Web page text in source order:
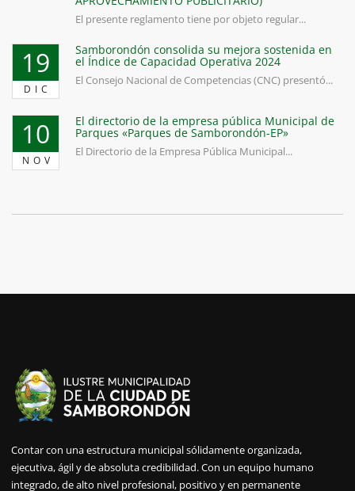
El presente reglamento tiene por objeto regular...
19
DIC
Samborondón consolida su mejora sostenida en
el Índice de Capacidad Operativa 2024
El Consejo Nacional de Competencias (CNC) presentó...
10
NOV
El directorio de la empresa pública Municipal de
Parques «Parques de Samborondón-EP»
El Directorio de la Empresa Pública Municipal...
Contar con una estructura municipal sólidamente organizada,
ejecutiva, ágil y de absoluta credibilidad. Con un equipo humano
integrado, de alto nivel profesional, positivo y en permanente